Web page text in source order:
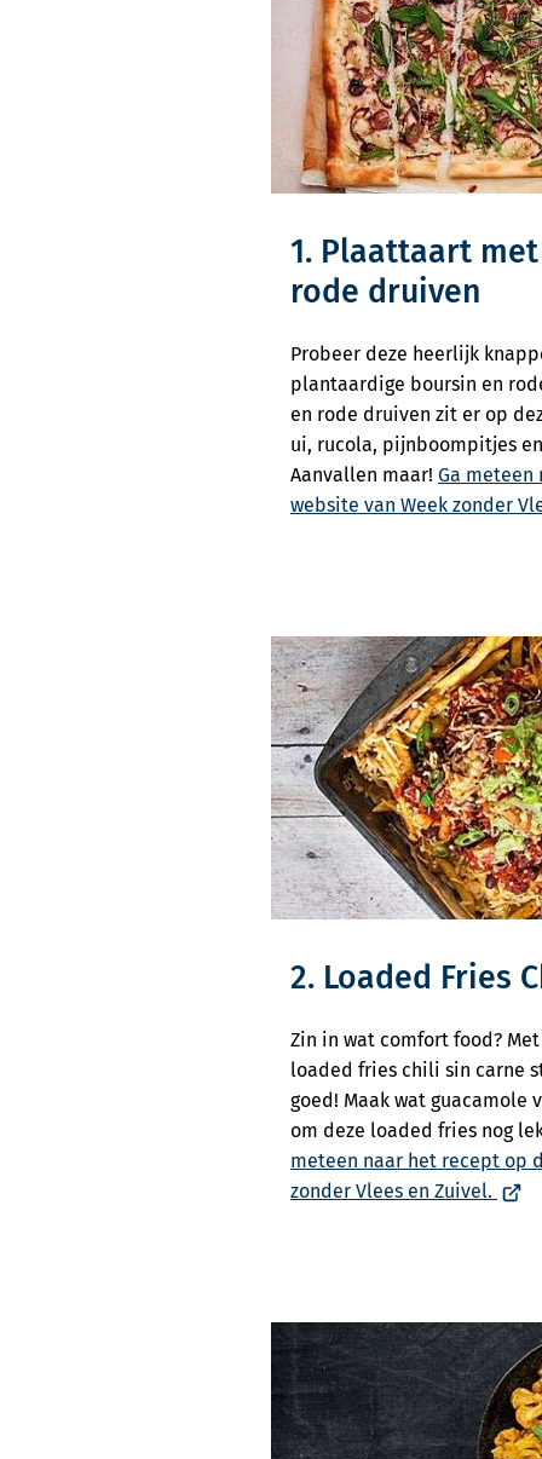
1. Plaattaart
rode druiven
Probeer deze heerlijk
plantaardige boursin en
en rode druiven zit er op
ui, rucola, pijnboompitjes
Aanvallen maar! Ga
website van Week zonder
2. Loaded Fries
Zin in wat comfort food?
loaded fries chili sin carne
goed! Maak wat guacamole
om deze loaded fries nog
meteen naar het recept op
zonder Vlees en Zuivel.